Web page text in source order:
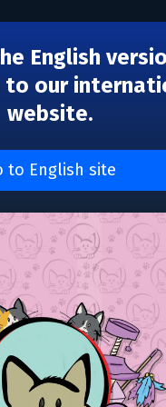
English
to our
website.
to English site
Card